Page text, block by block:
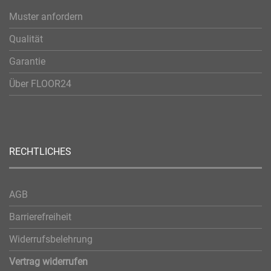
Muster anfordern
Qualität
Garantie
Über FLOOR24
RECHTLICHES
AGB
Barrierefreiheit
Widerrufsbelehrung
Vertrag widerrufen